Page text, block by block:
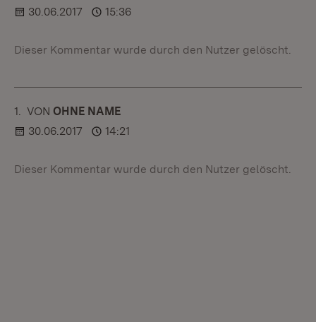
30.06.2017
15:36
Dieser Kommentar wurde durch den Nutzer gelöscht.
1. KOMMENTAR
VON :OHNE NAME
30.06.2017
14:21
Dieser Kommentar wurde durch den Nutzer gelöscht.